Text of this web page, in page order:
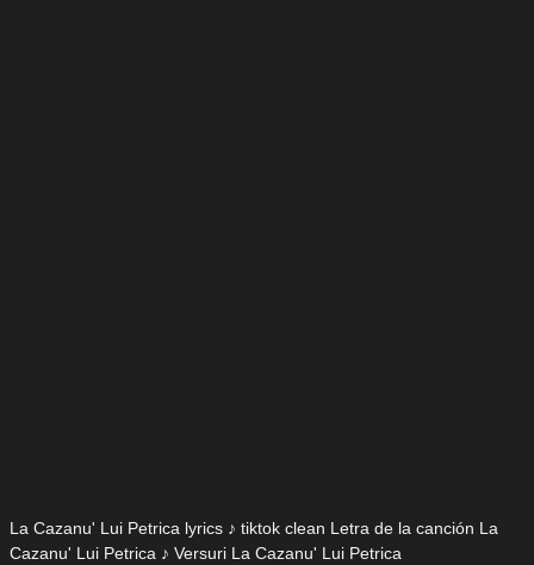
La Cazanu' Lui Petrica lyrics ♪ tiktok clean Letra de la canción La
Cazanu' Lui Petrica ♪ Versuri La Cazanu' Lui Petrica